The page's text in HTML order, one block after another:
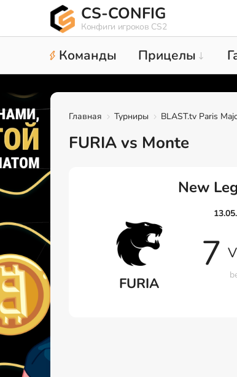
CS-CONFIG
Конфиги игроков CS2
Команды Прицелы
Главная Турниры BLAST.tv Paris
FURIA vs Monte
New
FURIA
7